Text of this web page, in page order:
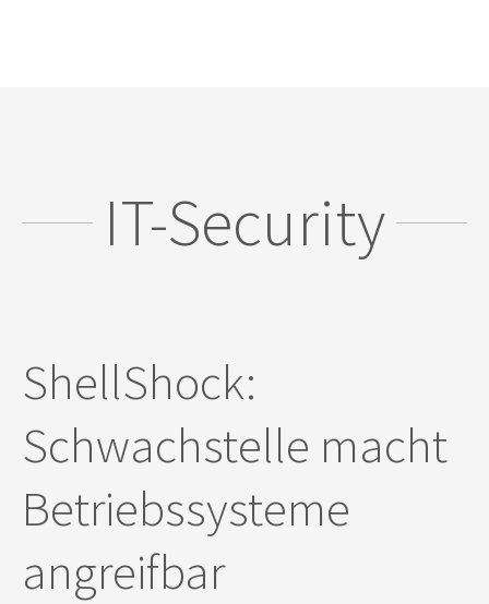
IT-Security
ShellShock:
Schwachstelle macht
Betriebssysteme
angreifbar